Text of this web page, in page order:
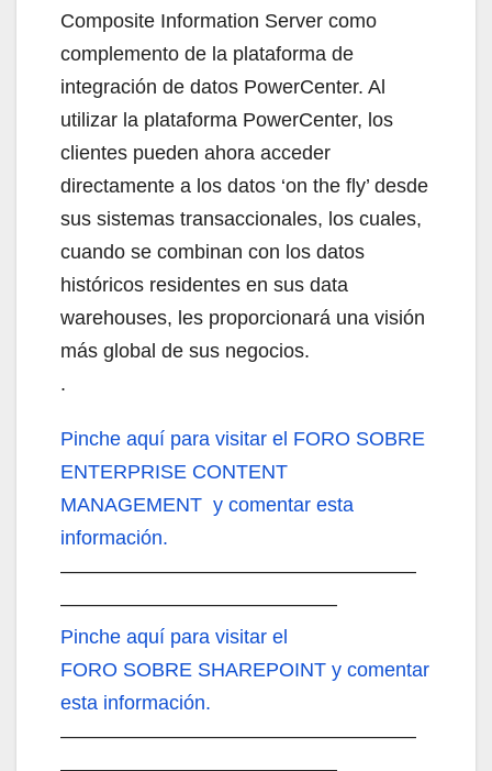
Composite Information Server como
complemento de la plataforma de
integración de datos PowerCenter. Al
utilizar la plataforma PowerCenter, los
clientes pueden ahora acceder
directamente a los datos ‘on the fly’ desde
sus sistemas transaccionales, los cuales,
cuando se combinan con los datos
históricos residentes en sus data
warehouses, les proporcionará una visión
más global de sus negocios.
.
Pinche aquí para visitar el FORO SOBRE
ENTERPRISE CONTENT
MANAGEMENT y comentar esta
información.
——————————————————
——————————————
Pinche aquí para visitar el
FORO SOBRE SHAREPOINT y comentar
esta información.
——————————————————